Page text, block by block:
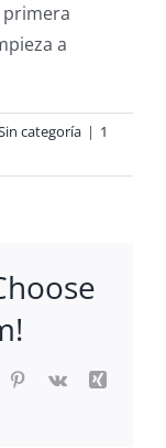
primera
a
categoría | 1
Pinterest
Vk
Xing